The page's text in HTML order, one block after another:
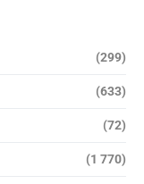
(299)
(633)
(72)
(1 770)